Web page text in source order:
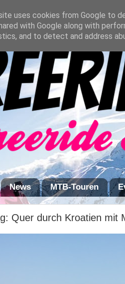
News MTB-Touren
Quer durch Kroatien mit
uses cookies from Google to
with Google along with
and to detect and address